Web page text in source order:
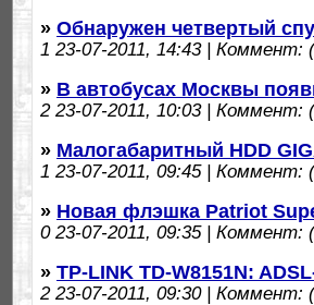
» Обнаружен четвертый
1 23-07-2011, 14:43 | Коммент:
» В автобусах Москвы
223-07-2011, 10:03 | Коммент:
» Малогабаритный HDD
1 23-07-2011, 09:45 | Коммент:
» Новая флэшка Patriot
023-07-2011, 09:35 | Коммент:
» TP-LINK TD-W8151N:
223-07-2011, 09:30 | Коммент: